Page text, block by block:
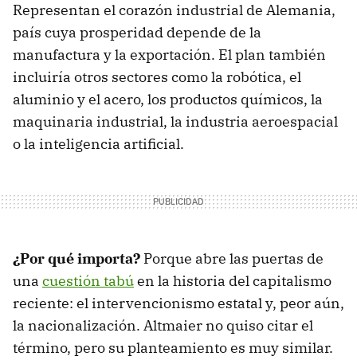
Representan el corazón industrial de Alemania,
país cuya prosperidad depende de la
manufactura y la exportación. El plan también
incluiría otros sectores como la robótica, el
aluminio y el acero, los productos químicos, la
maquinaria industrial, la industria aeroespacial
o la inteligencia artificial.
¿Por qué importa? Porque abre las puertas de
una cuestión tabúen la historia del capitalismo
reciente: el intervencionismo estatal y, peor aún,
la nacionalización. Altmaier no quiso citar el
término, pero su planteamiento es muy similar.